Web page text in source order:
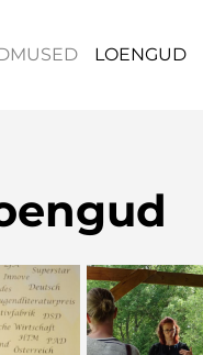
LOENGUD